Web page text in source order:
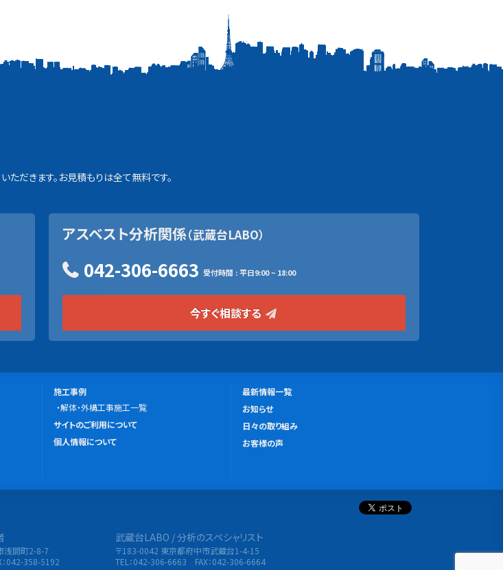
だきます。お見積もりは全て無料です。
アスベスト分析関係（武蔵台LABO）
042-306-6663 受付時間 : 平日9:00 ~ 18:00
今すぐ相談する
施
工
事
例
施工事例
解体・外構工事施工一覧
こ
の
ト
て
サイトのご利用について
個人情報について
更
新
情
報
最新情報一覧
お知らせ
日々の取り組み
お客様の声
浅間町2-8-7
042-358-5192
武蔵台LABO / 分析のスペシャリスト
〒183-0042 東京都府中市武蔵台1-4-15
TEL：042-306-6663 FAX：042-306-6664